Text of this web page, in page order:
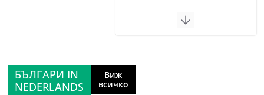
БЪЛГАРИ IN
NEDERLANDS
Виж
всичко